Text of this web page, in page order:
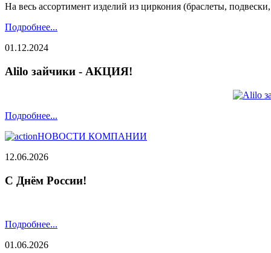
На весь ассортимент изделий из циркония (браслеты,
Подробнее...
01.12.2024
Alilo зайчики - АКЦИЯ!
Подробнее...
НОВОСТИ КОМПАНИИ
12.06.2026
С Днём России!
Подробнее...
01.06.2026